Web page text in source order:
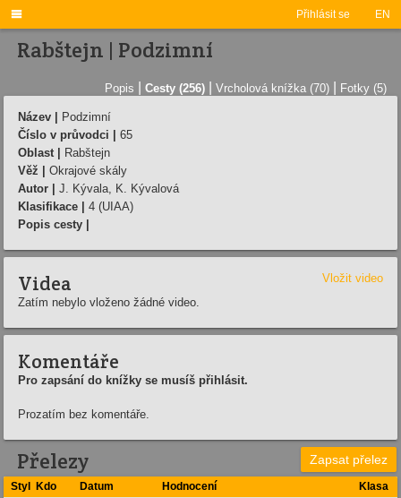
Přihlásit se EN

Rabštejn | Podzimní
Popis Cesty (256) Vrcholová knížka (70) Fotky (5)
Název |
Podzimní
Číslo v průvodci |
65
Oblast |
Rabštejn
Věž |
Okrajové skály
Autor |
J. Kývala, K. Kývalová
Klasifikace |
4 (UIAA)
Popis cesty |
Videa
Vložit video
Zatím nebylo vloženo žádné video.
Komentáře
Pro zapsání do knížky se musíš přihlásit.
Prozatím bez komentáře.
Přelezy Zapsat přelez
Styl Kdo Datum Hodnocení Klasa